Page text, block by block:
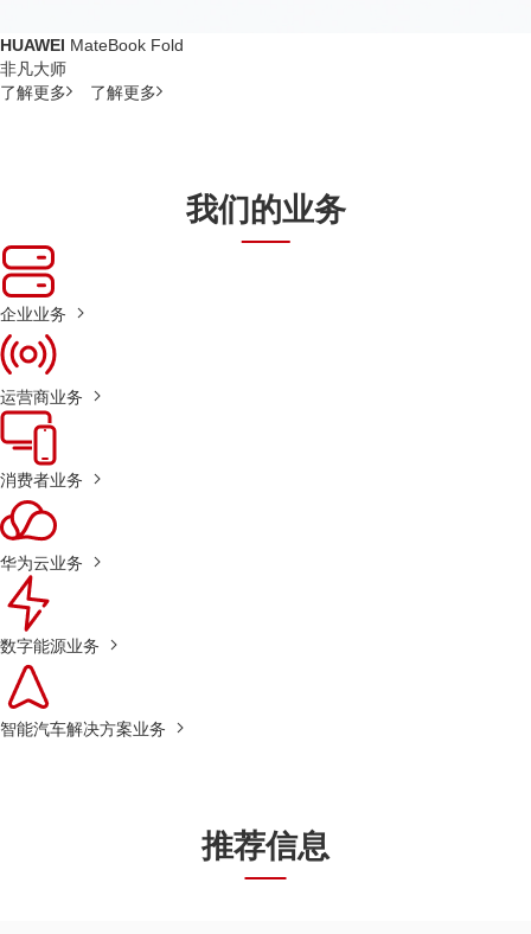
HUAWEI MateBook Fold
非凡大师
了解更多
了解更多
我们的业务
企业业务
运营商业务
消费者业务
华为云业务
数字能源业务
智能汽车解决方案业务
推荐信息